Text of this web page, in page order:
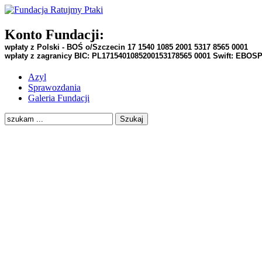
Konto Fundacji:
wpłaty z Polski - BOŚ o/Szczecin 17 1540 1085 2001 5317 8565 0001
wpłaty z zagranicy BIC: PL1715401085200153178565 0001 Swift:
Azyl
Sprawozdania
Galeria Fundacji
Szukaj